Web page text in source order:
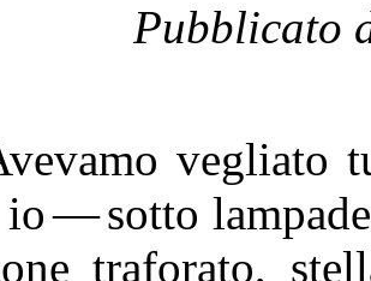
Pubblicato
vegliato
io — sotto
traforato,